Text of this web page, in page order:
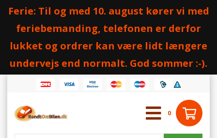
Ferie: Til og med 10. august kører vi med
feriebemanding, telefonen er derfor
lukket og ordrer kan være lidt længere
undervejs end normalt. God sommer :-).
0